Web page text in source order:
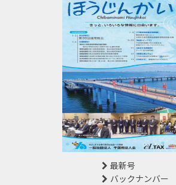
最新号
バックナンバー